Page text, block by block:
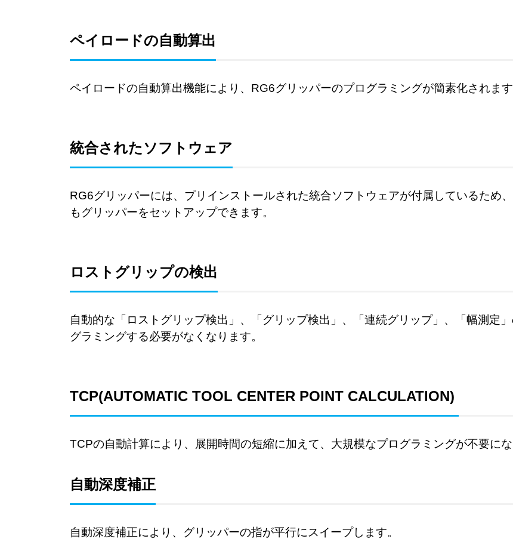
ペイロードの自動算出
ペイロードの自動算出機能により、RG6グリッパーのプログラミングが簡素化されます
統合されたソフトウェア
RG6グリッパーには、 プリインストールされた統合ソフトウェアが付属しているため
もグリッパーをセットアップできます。
ロストグリップの検出
自動的な「ロストグリップ検出」、「グリップ検出」、「連続グリップ」、「幅測定
グラミングする必要がなくなります。
TCP(AUTOMATIC TOOL CENTER POINT CALCULATION)
TCPの自動計算により、展開時間の短縮に加えて、大規模なプログラミングが不要にな
自動深度補正
自動深度補正により、グリッパーの指が平行にスイープします。